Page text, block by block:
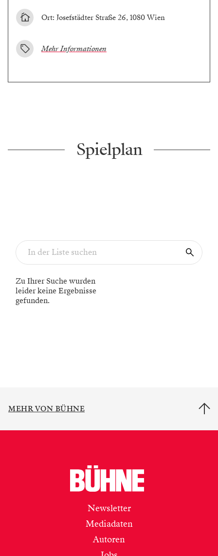
Ort: Josefstädter Straße 26, 1080 Wien
Mehr Informationen
Spielplan
Zu Ihrer Suche wurden
leider keine Ergebnisse
gefunden.
MEHR VON BÜHNE
Newsletter
Mediadaten
Autoren